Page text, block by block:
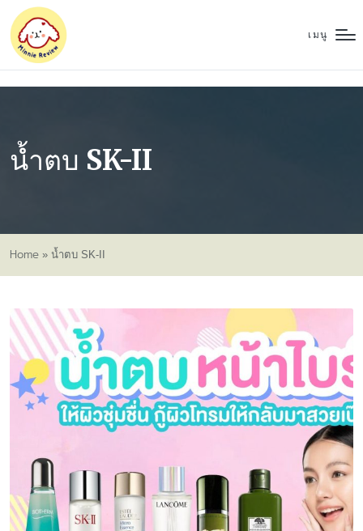
เมนู
น้ำตบ SK-II
Home » น้ำตบ SK-II